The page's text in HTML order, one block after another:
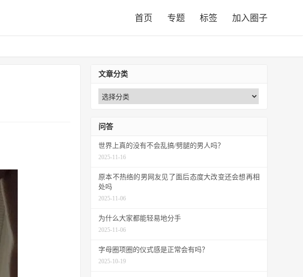
首页 专题 标签 加入圈子
文章分类
问答
世界上真的没有不会乱搞/劈腿的男人吗？
2025-11-16
原本不热络的男网友见了面后态度大改变还会想再相
处吗
2025-11-06
为什么大家都能轻易地分手
2025-11-06
字母圈项圈的仪式感是正常会有吗？
2025-10-19